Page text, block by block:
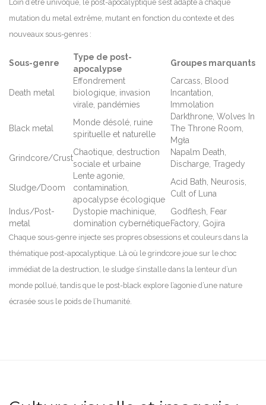
Loin d’être univoque, le post-apocalyptique s’est adapté à chaque
mutation du metal extrême, mutant en fonction du contexte et des
nouveaux sous-genres :
Sous-genre
Type de post-
apocalypse
Groupes marquants
Death metal
Effondrement
biologique, invasion
virale, pandémies
Carcass, Blood
Incantation,
Immolation
Black metal
Monde désolé, ruine
spirituelle et naturelle
Darkthrone, Wolves In
The Throne Room,
Mgła
Grindcore/Crust
Chaotique, destruction
sociale et urbaine
Napalm Death,
Discharge, Tragedy
Sludge/Doom
Lente agonie,
contamination,
apocalypse écologique
Acid Bath, Neurosis,
Cult of Luna
Indus/Post-
metal
Dystopie machinique,
domination cybernétique
Godflesh, Fear
Factory, Gojira
Chaque sous-genre injecte ses propres obsessions et couleurs dans la
thématique post-apocalyptique. Là où le grindcore joue sur le choc
immédiat de la destruction, le sludge s’installe dans la lenteur d’un
monde pollué, tandis que le post-black explore l’agonie d’une nature
écrasée sous le poids de l’humanité.